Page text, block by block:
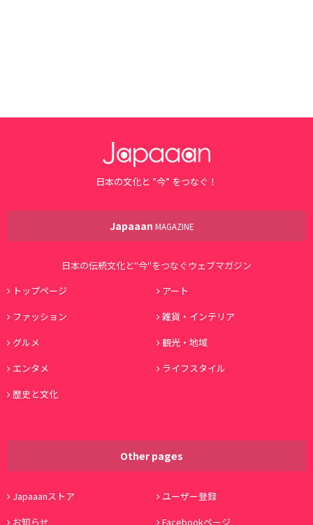
日本の文化と ”今” をつなぐ！
Japaaan MAGAZINE
日本の伝統文化と"今"をつなぐウェブマガジン
トップページ
アート
ファッション
雑貨・インテリア
グルメ
観光・地域
エンタメ
ライフスタイル
歴史と文化
Other pages
Japaaanストア
ユーザー登録
お知らせ
Facebookページ